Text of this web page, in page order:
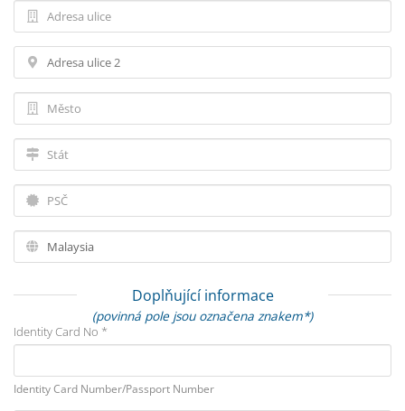
Doplňující informace
(povinná pole jsou označena znakem*)
Identity Card No *
Identity Card Number/Passport Number